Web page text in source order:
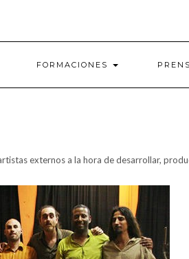
FORMACIONES
externos a la hora de desarrollar,